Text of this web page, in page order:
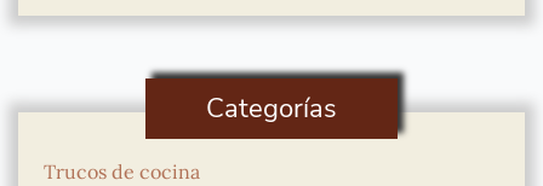
Categorías
Trucos de cocina